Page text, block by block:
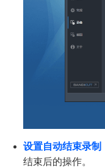
设置自动结束录制
结束后的操作。